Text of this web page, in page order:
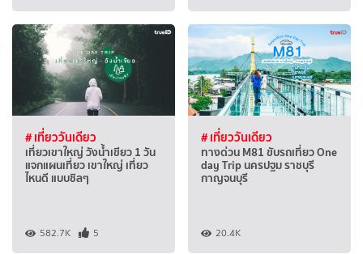
# เที่ยววันเดียว
เที่ยวเขาใหญ่ วังน้ำเขียว 1 วัน
แจกแผนเที่ยว เขาใหญ่ เที่ยว
ไหนดี แบบชิลๆ
582.7K 5
# เที่ยววันเดียว
ทางด่วน M81 ขับรถเที่ยว One
day Trip นครปฐม ราชบุรี
กาญจนบุรี
20.4K